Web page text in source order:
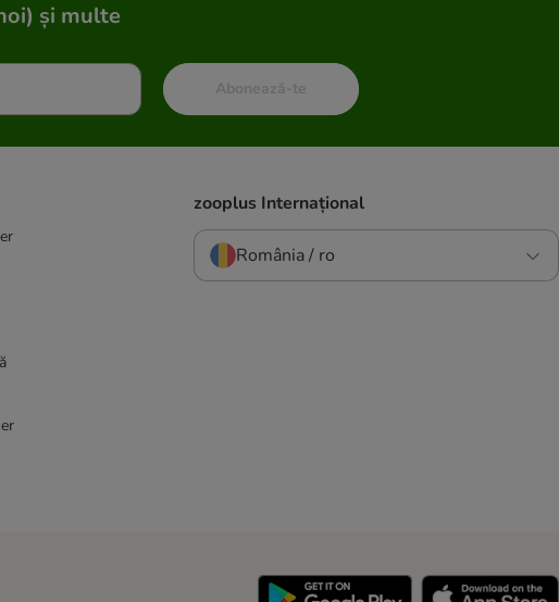
și multe
Abonează-te
zooplus Internațional
România / ro